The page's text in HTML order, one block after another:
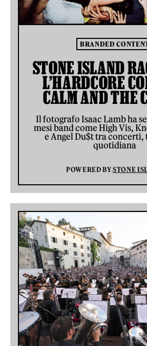
BRANDED
STONE ISLAND
L’HARDCORE
CALM AND THE
Il fotografo Isaac Lamb ha
mesi band come High Vis,
e Angel Du$t tra concerti,
quotidiana
POWERED BYSTONE